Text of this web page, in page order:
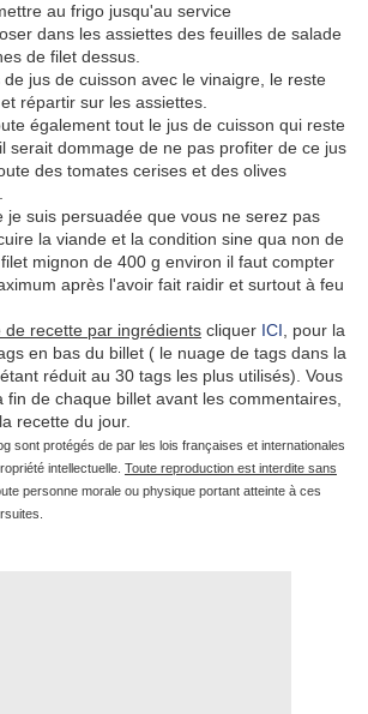
au frigo jusqu'au service
dans les assiettes des feuilles de salade
de filet dessus.
jus de cuisson avec le vinaigre, le reste
répartir sur les assiettes.
également tout le jus de cuisson qui reste
serait dommage de ne pas profiter de ce jus
des tomates cerises et des olives
je suis persuadée que vous ne serez pas
la viande et la condition sine qua non de
mignon de 400 g environ il faut compter
après l'avoir fait raidir et surtout à feu
de recette par ingrédients cliquer ICI , pour la
en bas du billet ( le nuage de tags dans la
réduit au 30 tags les plus utilisés). Vous
fin de chaque billet avant les commentaires,
recette du jour.
sont protégés de par les lois françaises et internationales
intellectuelle. Toute reproduction est interdite sans
personne morale ou physique portant atteinte à ces